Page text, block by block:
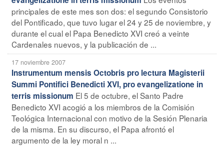
principales de este mes son dos: el segundo Consistorio
del Pontificado, que tuvo lugar el 24 y 25 de noviembre, y
durante el cual el Papa Benedicto XVI creó a veinte
Cardenales nuevos, y la publicación de ...
17 noviembre 2007
Instrumentum mensis Octobris pro lectura Magisterii
Summi Pontifici Benedicti XVI, pro evangelizatione in
terris missionum El 5 de octubre, el Santo Padre
Benedicto XVI acogió a los miembros de la Comisión
Teológica Internacional con motivo de la Sesión Plenaria
de la misma. En su discurso, el Papa afrontó el
argumento de la ley moral n ...